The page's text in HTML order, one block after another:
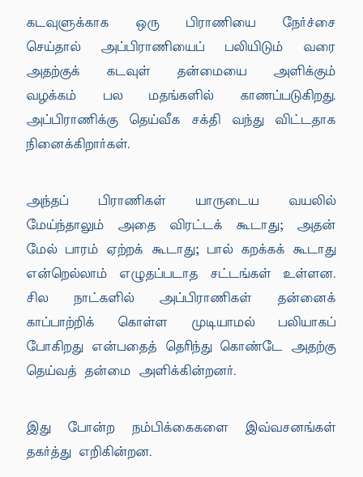
கடவுளுக்காக ஒரு பிராணியை நேர்ச்சை
செய்தால் அப்பிராணியைப் பலியிடும் வரை
அதற்குக் கடவுள் தன்மையை அளிக்கும்
வழக்கம் பல மதங்களில் காணப்படுகிறது.
அப்பிராணிக்கு தெய்வீக சக்தி வந்து விட்டதாக
நினைக்கிறார்கள்.
அந்தப் பிராணிகள் யாருடைய வயலில்
மேய்ந்தாலும் அதை விரட்டக் கூடாது; அதன்
மேல் பாரம் ஏற்றக் கூடாது; பால் கறக்கக் கூடாது
என்றெல்லாம் எழுதப்படாத சட்டங்கள் உள்ளன.
சில நாட்களில் அப்பிராணிகள் தன்னைக்
காப்பாற்றிக் கொள்ள முடியாமல் பலியாகப்
போகிறது என்பதைத் தெரிந்து கொண்டே அதற்கு
தெய்வத் தன்மை அளிக்கின்றனர்.
இது போன்ற நம்பிக்கைகளை இவ்வசனங்கள்
தகர்த்து எறிகின்றன.